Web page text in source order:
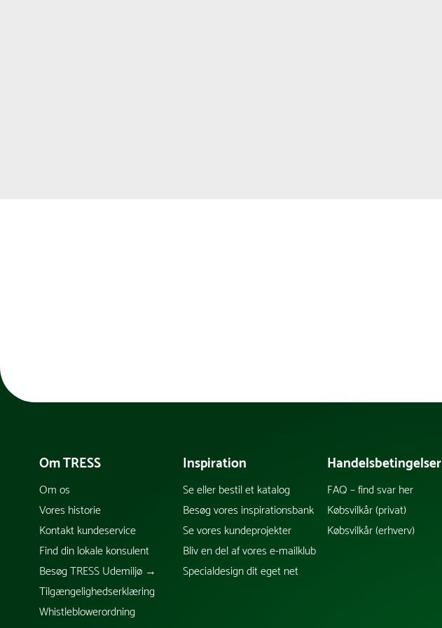
Om TRESS
Om os
Vores historie
Kontakt kundeservice
Find din lokale konsulent
Besøg TRESS Udemiljø →
Tilgængelighedserklæring
Whistleblowerordning
Inspiration
Se eller bestil et katalog
Besøg vores inspirationsbank
Se vores kundeprojekter
Bliv en del af vores e-mailklub
Specialdesign dit eget net
Handelsbetingelser
FAQ – find svar her
Købsvilkår (privat)
Købsvilkår (erhverv)